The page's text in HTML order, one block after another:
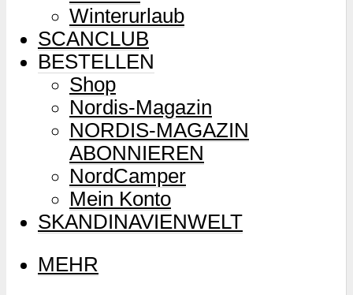
Winterurlaub
SCANCLUB
BESTELLEN
Shop
Nordis-Magazin
NORDIS-MAGAZIN
ABONNIEREN
NordCamper
Mein Konto
SKANDINAVIENWELT
MEHR